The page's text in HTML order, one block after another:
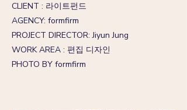
CLIENT : 라이트펀드
AGENCY: formfirm
PROJECT DIRECTOR: Jiyun Jung
WORK AREA : 편집 디자인
PHOTO BY formfirm